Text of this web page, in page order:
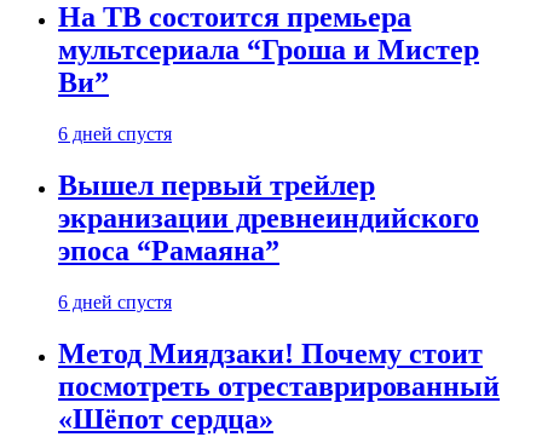
На ТВ состоится премьера
мультсериала “Гроша и Мистер
Ви”
6 дней спустя
Вышел первый трейлер
экранизации древнеиндийского
эпоса “Рамаяна”
6 дней спустя
Метод Миядзаки! Почему стоит
посмотреть отреставрированный
«Шёпот сердца»